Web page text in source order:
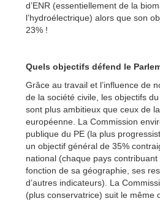
d’ENR (essentiellement de la
l’hydroélectrique) alors que son
23% !
Quels objectifs défend le
Grâce au travail et l’influence de
de la société civile, les objectifs
sont plus ambitieux que ceux de
européenne. La Commission
publique du PE (la plus
un objectif général de 35%
national (chaque pays
fonction de sa géographie, ses
d’autres indicateurs). La
(plus conservatrice) suit le même